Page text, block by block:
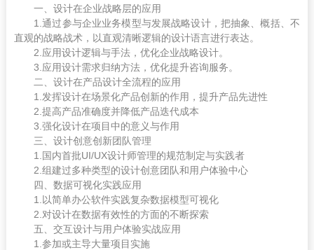
一、设计在企业战略层的应用
1.通过参与企业业务模型与发展战略设计，把抽象、概括、不
直观的战略战术，以直观清晰逻辑的设计语言进行表达。
2.应用设计逻辑与手法，优化企业战略设计。
3.应用设计需求归纳方法，优化提升咨询服务。
二、设计在产品设计全流程的应用
1.发挥设计在场景化产品创新的作用，提升产品先进性
2.提高产品准确度并降低产品迭代成本
3.强化设计在项目中的意义与作用
三、设计创意创新团队管理
1.国内首批UI/UX设计师管理的规范制定与实践者
2.组建过多种类型的设计创意团队和用户体验中心
四、数据可视化实践应用
1.以简单办公软件实践复杂数据模型可视化
2.对设计在数据有效性的方面的不断探索
五、交互设计与用户体验实战应用
1.参加或主导大量项目实施